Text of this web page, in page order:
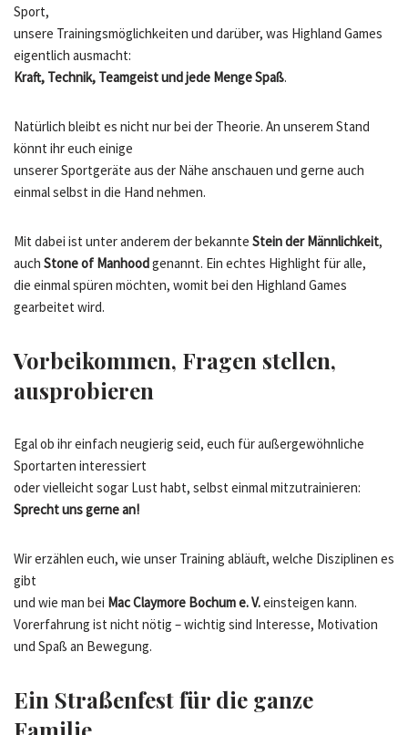
Sport,
unsere Trainingsmöglichkeiten und darüber, was Highland Games
eigentlich ausmacht:
Kraft, Technik, Teamgeist und jede Menge Spaß.
Natürlich bleibt es nicht nur bei der Theorie. An unserem Stand
könnt ihr euch einige
unserer Sportgeräte aus der Nähe anschauen und gerne auch
einmal selbst in die Hand nehmen.
Mit dabei ist unter anderem der bekannte Stein der Männlichkeit,
auch Stone of Manhoodgenannt. Ein echtes Highlight für alle,
die einmal spüren möchten, womit bei den Highland Games
gearbeitet wird.
Vorbeikommen, Fragen stellen,
ausprobieren
Egal ob ihr einfach neugierig seid, euch für außergewöhnliche
Sportarten interessiert
oder vielleicht sogar Lust habt, selbst einmal mitzutrainieren:
Sprecht uns gerne an!
Wir erzählen euch, wie unser Training abläuft, welche Disziplinen es
gibt
und wie man bei Mac Claymore Bochum e. V.einsteigen kann.
Vorerfahrung ist nicht nötig – wichtig sind Interesse, Motivation
und Spaß an Bewegung.
Ein Straßenfest für die ganze